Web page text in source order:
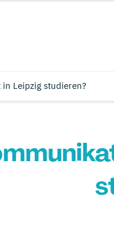
Leipzig studieren?